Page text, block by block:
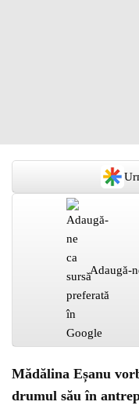
Adaugă-
Mădălina Eșanu
drumul său în